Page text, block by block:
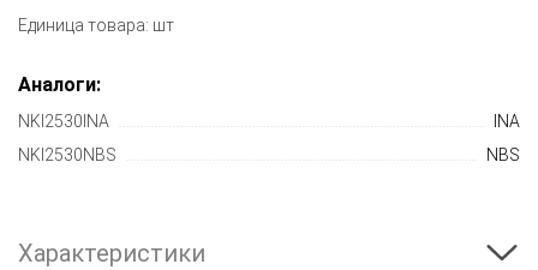
Единица товара: шт
Аналоги:
NKI2530INA
INA
NKI2530NBS
NBS
Характеристики